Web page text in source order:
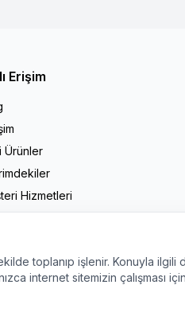
Erişim
Ürünler
Hizmetleri
toplanıp işlenir. Konuyla ilgili
internet sitemizin çalışması